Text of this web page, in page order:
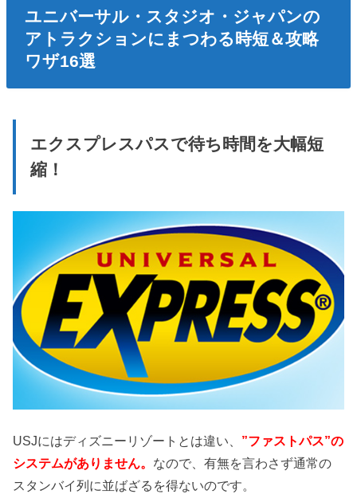
ユニバーサル・スタジオ・ジャパンの
アトラクションにまつわる時短＆攻略
ワザ16選
エクスプレスパスで待ち時間を大幅短
縮！
USJにはディズニーリゾートとは違い、 ”ファストパス”の
システムがありません。 なので、有無を言わさず通常の
スタンバイ列に並ばざるを得ないのです。